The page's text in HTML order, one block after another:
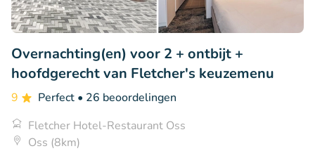
Overnachting(en) voor 2 + ontbijt +
hoofdgerecht van Fletcher's keuzemenu
9 Perfect • 26 beoordelingen
Fletcher Hotel-Restaurant Oss
Oss (8km)